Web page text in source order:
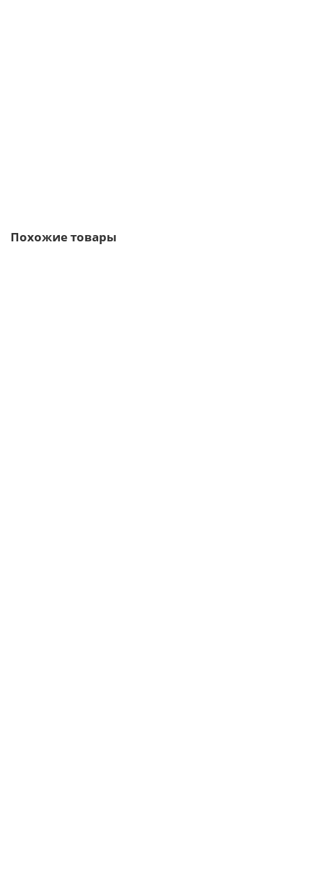
Похожие товары